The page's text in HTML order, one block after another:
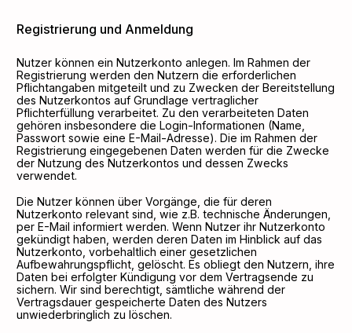
Registrierung und Anmeldung
Nutzer können ein Nutzerkonto anlegen. Im Rahmen der
Registrierung werden den Nutzern die erforderlichen
Pflichtangaben mitgeteilt und zu Zwecken der Bereitstellung
des Nutzerkontos auf Grundlage vertraglicher
Pflichterfüllung verarbeitet. Zu den verarbeiteten Daten
gehören insbesondere die Login-Informationen (Name,
Passwort sowie eine E-Mail-Adresse). Die im Rahmen der
Registrierung eingegebenen Daten werden für die Zwecke
der Nutzung des Nutzerkontos und dessen Zwecks
verwendet.
Die Nutzer können über Vorgänge, die für deren
Nutzerkonto relevant sind, wie z.B. technische Änderungen,
per E-Mail informiert werden. Wenn Nutzer ihr Nutzerkonto
gekündigt haben, werden deren Daten im Hinblick auf das
Nutzerkonto, vorbehaltlich einer gesetzlichen
Aufbewahrungspflicht, gelöscht. Es obliegt den Nutzern, ihre
Daten bei erfolgter Kündigung vor dem Vertragsende zu
sichern. Wir sind berechtigt, sämtliche während der
Vertragsdauer gespeicherte Daten des Nutzers
unwiederbringlich zu löschen.